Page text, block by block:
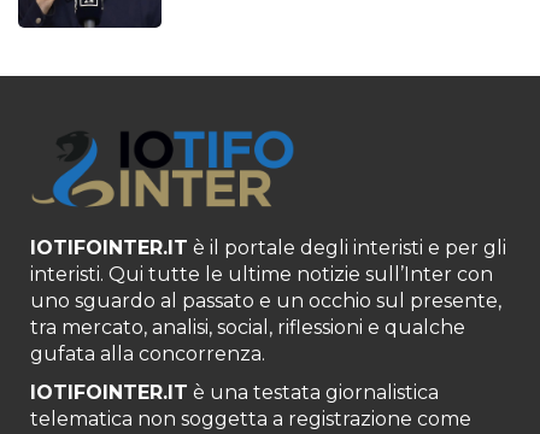
IOTIFOINTER.IT è il portale degli interisti e per gli
interisti. Qui tutte le ultime notizie sull’Inter con
uno sguardo al passato e un occhio sul presente,
tra mercato, analisi, social, riflessioni e qualche
gufata alla concorrenza.
IOTIFOINTER.IT è una testata giornalistica
telematica non soggetta a registrazione come